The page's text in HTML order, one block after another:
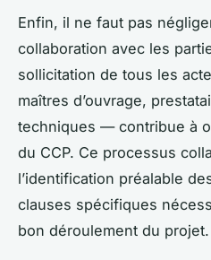
Enfin, il ne faut pas
collaboration avec les
sollicitation de tous les
maîtres d’ouvrage,
techniques — contribue à
du CCP. Ce processus
l’identification préalable
clauses spécifiques
bon déroulement du projet.